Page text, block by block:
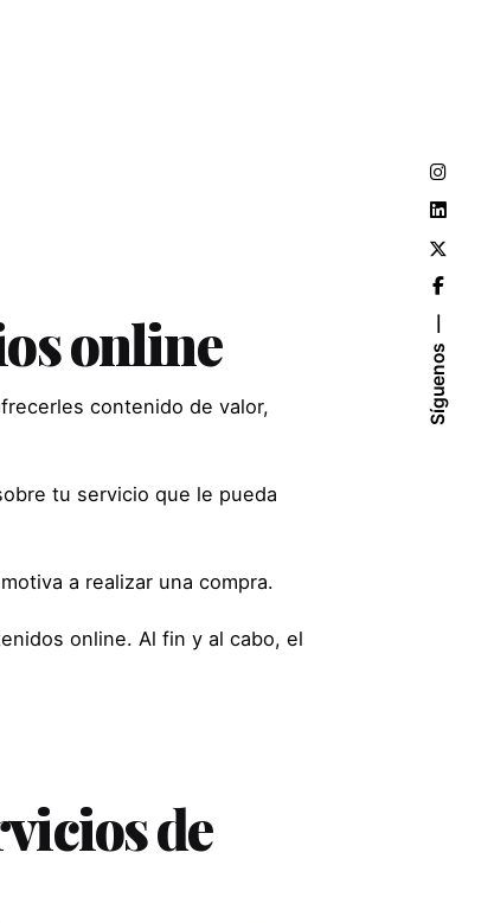
Síguenos
online
contenido de valor,
tu servicio que le pueda
a realizar una compra.
online. Al fin y al cabo, el
de